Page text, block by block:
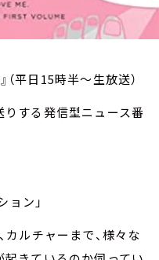
平日15時半～生放送）
りする発信型ニュース番
ョン」
カルチャーまで、様々な